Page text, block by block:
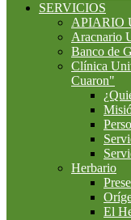
SERVICIOS
APIARIO
Aracnario
Banco de
Clínica
Cuaron"
Herbario
El